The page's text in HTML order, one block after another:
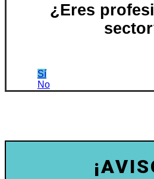
¿Eres
Sí
No